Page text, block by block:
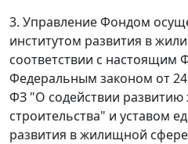
3. Управление Фондом
институтом развития в
соответствии с настоящим
Федеральным законом от
ФЗ "О содействии
строительства" и уставом
развития в жилищной